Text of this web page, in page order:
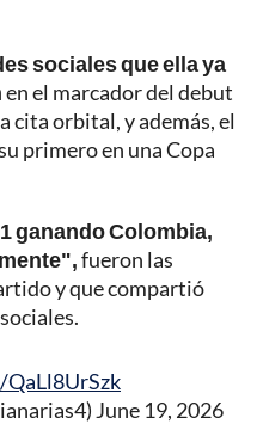
sociales que ella ya
en el marcador del debut
cita orbital, y además, el
primero en una Copa
ganando Colombia,
fueron las
y que compartió
June 19, 2026